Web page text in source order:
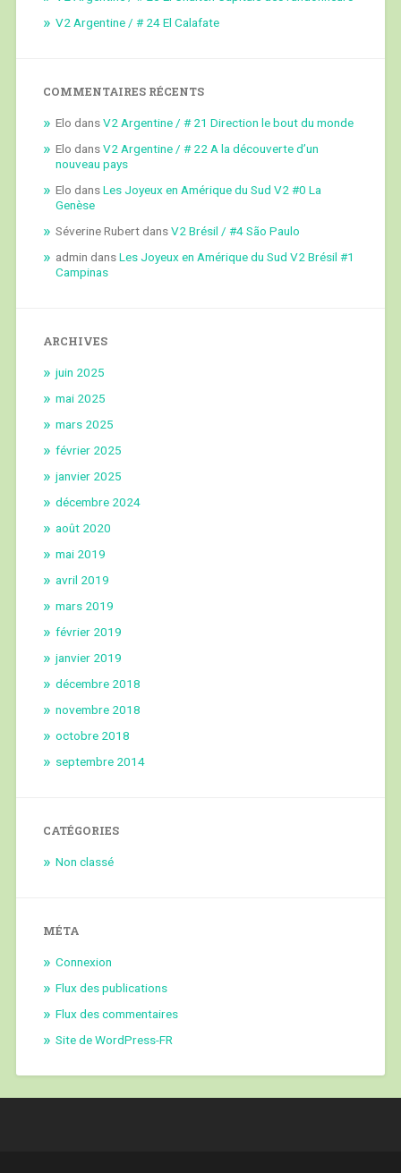
V2 Argentine / # 24 El Calafate
COMMENTAIRES RÉCENTS
Elo dansV2 Argentine / # 21 Direction le bout du monde
Elo dansV2 Argentine / # 22 A la découverte d’un
nouveau pays
Elo dansLes Joyeux en Amérique du Sud V2 #0 La
Genèse
Séverine RubertdansV2 Brésil / #4 São Paulo
admin dansLes Joyeux en Amérique du Sud V2 Brésil #1
Campinas
ARCHIVES
juin 2025
mai 2025
mars 2025
février 2025
janvier 2025
décembre 2024
août 2020
mai 2019
avril 2019
mars 2019
février 2019
janvier 2019
décembre 2018
novembre 2018
octobre 2018
septembre 2014
CATÉGORIES
Non classé
MÉTA
Connexion
Flux des publications
Flux des commentaires
Site de WordPress-FR